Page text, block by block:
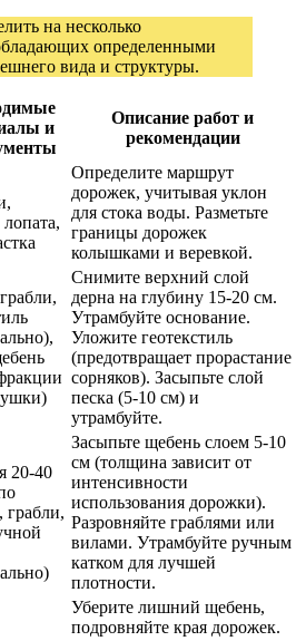
на несколько
определенными
вида и структуры.
и
Описание работ и
рекомендации
лопата,
Определите маршрут
дорожек, учитывая уклон
для стока воды. Разметьте
границы дорожек
колышками и веревкой.
Снимите верхний слой
дерна на глубину 15-20 см.
Утрамбуйте основание.
Уложите геотекстиль
(предотвращает прорастание
сорняков). Засыпьте слой
песка (5-10 см) и
утрамбуйте.
20-40
грабли,
Засыпьте щебень слоем 5-10
см (толщина зависит от
интенсивности
использования дорожки).
Разровняйте граблями или
вилами. Утрамбуйте ручным
катком для лучшей
плотности.
Уберите лишний щебень,
подровняйте края дорожек.